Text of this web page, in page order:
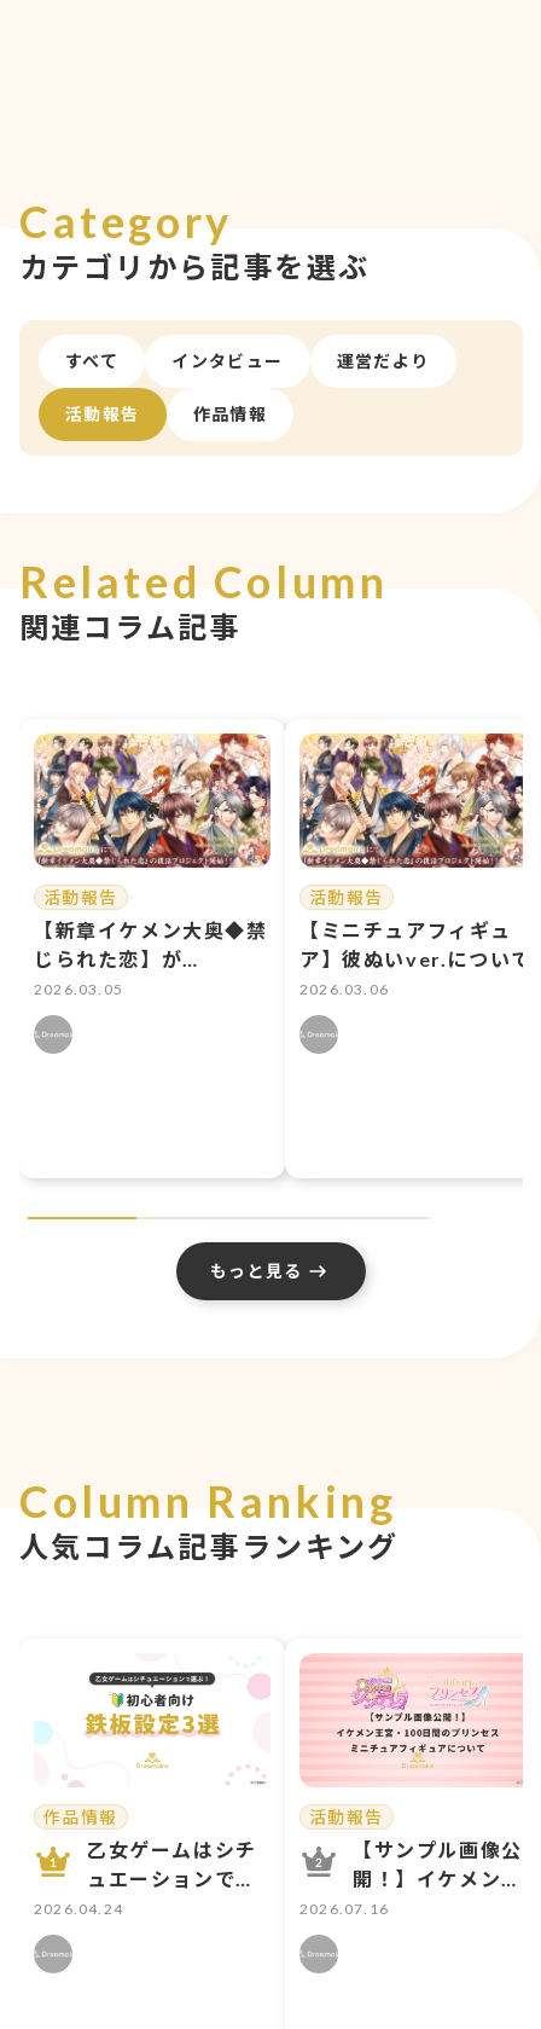
Category
カテゴリから記事を選ぶ
すべて インタビュー 運営だより
活動報告 作品情報
Related Column
関連コラム記事
活動報告
【新章イケメン大奥◆禁
じられた恋】が
Dreamoire(ドリモワ)
で復活に向けクラウドフ
ァンディングスタート！
2026.03.05
活動報告
【ミニチュアフィギュ
ア】彼ぬいver.について
2026.03.06
もっと見る
Column Ranking
人気コラム記事ランキング
作品情報
乙女ゲームはシチ
ュエーションで選
ぶ！ 初心者向け鉄
2026.04.24
活動報告
【サンプル画像公
開！】イケメン王
宮・100日間のプ
2026.07.16